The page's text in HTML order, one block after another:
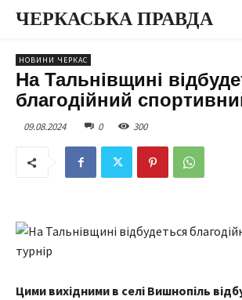
ЧЕРКАСЬКА ПРАВДА
НОВИНИ ЧЕРКАС
На Тальнівщині
благодійний
09.08.2024 0 300
Цими вихідними в селі Вишнопіль